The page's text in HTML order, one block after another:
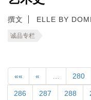
撰文 ELLE BY
诚品专栏
«« « 280
286 287 288